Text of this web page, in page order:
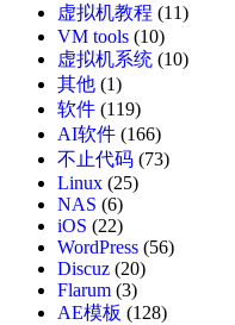
虚拟机教程 (11)
VM tools (10)
虚拟机系统 (10)
其他 (1)
软件 (119)
AI软件 (166)
不止代码 (73)
Linux (25)
NAS (6)
iOS (22)
WordPress (56)
Discuz (20)
Flarum (3)
AE模板 (128)